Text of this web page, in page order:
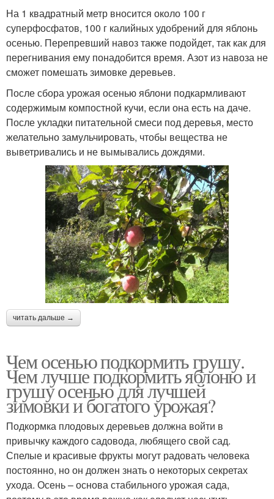
На 1 квадратный метр вносится около 100 г
суперфосфатов, 100 г калийных удобрений для яблонь
осенью. Перепревший навоз также подойдет, так как для
перегнивания ему понадобится время. Азот из навоза не
сможет помешать зимовке деревьев.
После сбора урожая осенью яблони подкармливают
содержимым компостной кучи, если она есть на даче.
После укладки питательной смеси под деревья, место
желательно замульчировать, чтобы вещества не
выветривались и не вымывались дождями.
читать дальше →
Чем осенью подкормить грушу.
Чем лучше подкормить яблоню и
грушу осенью для лучшей
зимовки и богатого урожая?
Подкормка плодовых деревьев должна войти в
привычку каждого садовода, любящего свой сад.
Спелые и красивые фрукты могут радовать человека
постоянно, но он должен знать о некоторых секретах
ухода. Осень – основа стабильного урожая сада,